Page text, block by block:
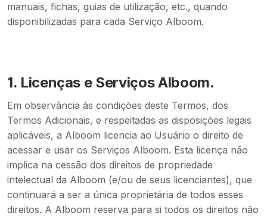
manuais, fichas, guias de utilização, etc., quando
disponibilizadas para cada Serviço Alboom.
1. Licenças e Serviços Alboom.
Em observância às condições deste Termos, dos
Termos Adicionais, e respeitadas as disposições legais
aplicáveis, a Alboom licencia ao Usuário o direito de
acessar e usar os Serviços Alboom. Esta licença não
implica na cessão dos direitos de propriedade
intelectual da Alboom (e/ou de seus licenciantes), que
continuará a ser a única proprietária de todos esses
direitos. A Alboom reserva para si todos os direitos não